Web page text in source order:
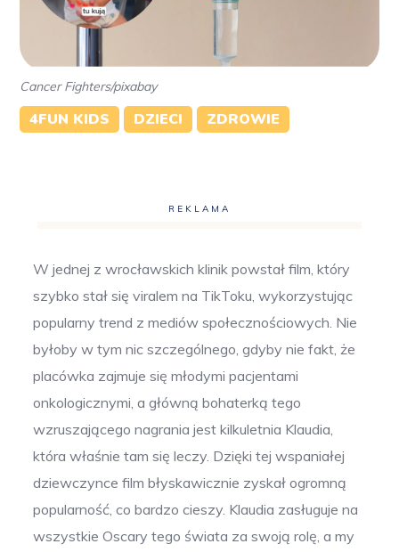
Cancer Fighters/pixabay
4FUN KIDS DZIECI ZDROWIE
REKLAMA
W jednej z wrocławskich klinik powstał film, który
szybko stał się viralem na TikToku, wykorzystując
popularny trend z mediów społecznościowych. Nie
byłoby w tym nic szczególnego, gdyby nie fakt, że
placówka zajmuje się młodymi pacjentami
onkologicznymi, a główną bohaterką tego
wzruszającego nagrania jest kilkuletnia Klaudia,
która właśnie tam się leczy. Dzięki tej wspaniałej
dziewczynce film błyskawicznie zyskał ogromną
popularność, co bardzo cieszy. Klaudia zasługuje na
wszystkie Oscary tego świata za swoją rolę, a my